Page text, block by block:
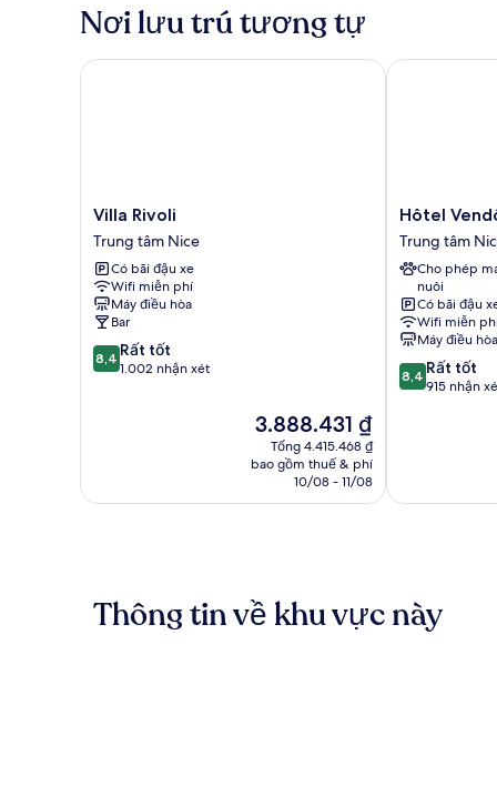
giường
tiện
Nơi lưu trú tương tự
Villa
Rivoli
Trung
tâm
Nice
Villa Rivoli
Trung tâm Nice
Có bãi đậu xe
Wifi miễn phí
Máy điều hòa
Bar
8.4
trên
8,4 Rất tốt
1.002 nhận xét
Giá
hiện
tại
3.888.431 ₫
3.888.431 ₫
Tổng 4.415.468 ₫
bao gồm thuế & phí
10/08 - 11/08
Villa Rivoli
Hôtel
Vendôme
Trung
tâm
Nice
Hôtel
Trung tâm
Cho phép
nuôi
Có bãi đậu
Wifi miễn
Máy điều hòa
8.4
trên
xét
8,4 Rất tốt
915 nhận
Hôtel
Thông tin về khu vực này